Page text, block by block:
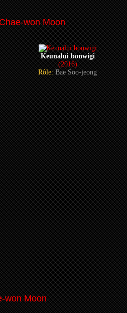
won Moon
Keunalui bonwigi
(2016)
Rôle:Bae Soo-jeong
won Moon